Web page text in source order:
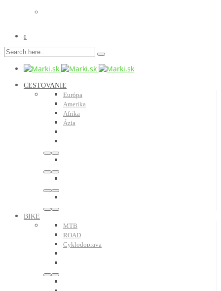
0
CESTOVANIE
Európa
Amerika
Afrika
Ázia
BIKE
MTB
ROAD
Cyklodoprava